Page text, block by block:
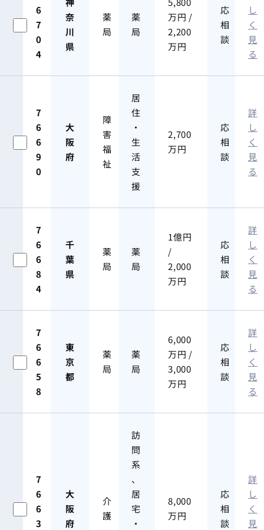
6
7
0
4
奈
川
県
薬
局
薬
局
万円 /
2,200
万円
応
相
談
し
く
見
る
7
6
6
9
0
大
阪
府
障
害
福
祉
居
住
・
生
活
支
援
2,700
万円
応
相
談
詳
し
く
見
る
7
6
6
8
4
千
葉
県
薬
局
薬
局
1億円
/
2,000
万円
応
相
談
詳
し
く
見
る
7
6
6
5
8
東
京
都
薬
局
薬
局
6,000
万円 /
3,000
万円
応
相
談
詳
し
く
見
る
7
6
6
3
大
阪
府
介
護
訪
問
系
、
居
宅
・
8,000
万円
応
相
談
詳
し
く
見